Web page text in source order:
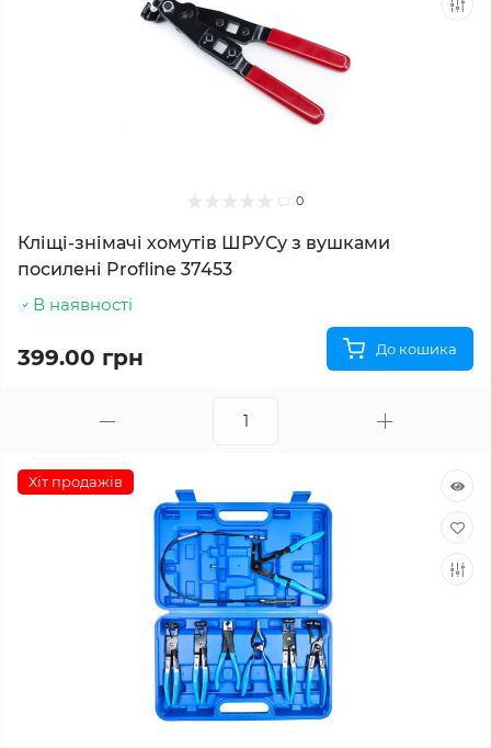
0
Кліщі-знімачі хомутів ШРУСу з вушками
посилені Profline 37453
В наявності
399.00 грн До кошика
Хіт продажів